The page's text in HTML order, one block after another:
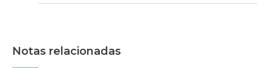
Notas relacionadas